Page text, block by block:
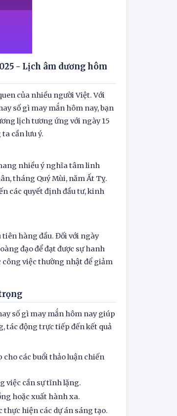
- Lịch âm dương hôm
của nhiều người Việt. Với
số gì may mắn hôm nay, bạn
lịch tương ứng với ngày 15
cần lưu ý.
nhiều ý nghĩa tâm linh
tháng Quý Mùi, năm Ất Tỵ.
các quyết định đầu tư, kinh
tiên hàng đầu. Đối với ngày
đạo để đạt được sự hanh
việc thường nhật để giảm
số gì may mắn hôm nay giúp
tác động trực tiếp đến kết quả
cho các buổi thảo luận chiến
việc cần sự tĩnh lặng.
hoặc xuất hành xa.
thực hiện các dự án sáng tạo.